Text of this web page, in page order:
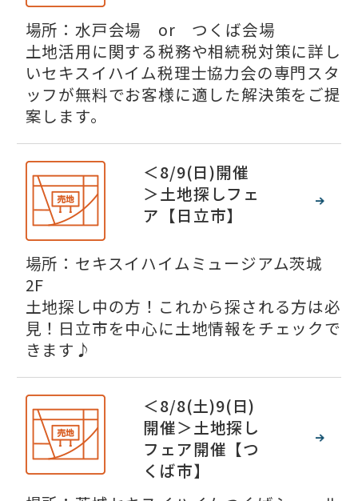
場所：水戸会場 or つくば会場
土地活用に関する税務や相続税対策に詳し
いセキスイハイム税理士協力会の専門スタ
ッフが無料でお客様に適した解決策をご提
案します。
＜8/9(日)開催
＞土地探しフェ
ア【日立市】
場所：セキスイハイムミュージアム茨城
2F
土地探し中の方！これから探される方は必
見！日立市を中心に土地情報をチェックで
きます♪
＜8/8(土)9(日)
開催＞土地探し
フェア開催【つ
くば市】